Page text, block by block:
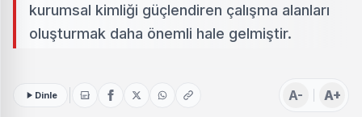
kurumsal kimliği güçlendiren çalışma alanları
oluşturmak daha önemli hale gelmiştir.
Dinle A- A+